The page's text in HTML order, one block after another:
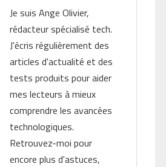
Je suis Ange Olivier,
rédacteur spécialisé tech.
J'écris régulièrement des
articles d'actualité et des
tests produits pour aider
mes lecteurs à mieux
comprendre les avancées
technologiques.
Retrouvez-moi pour
encore plus d'astuces,